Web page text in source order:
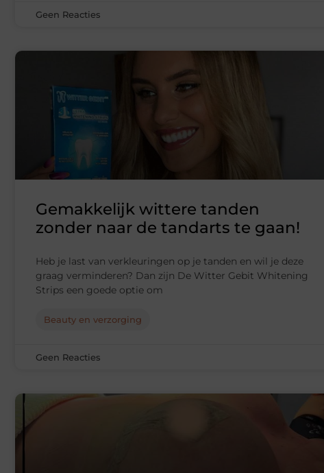
Geen Reacties
Gemakkelijk wittere tanden
zonder naar de tandarts te gaan!
Heb je last van verkleuringen op je tanden en wil je deze
graag verminderen? Dan zijn De Witter Gebit Whitening
Strips een goede optie om
Beauty en verzorging
Geen Reacties